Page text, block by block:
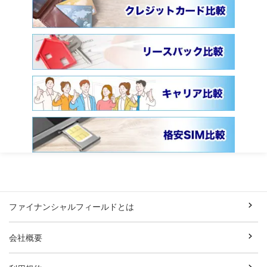
ファイナンシャルフィールドとは
会社概要